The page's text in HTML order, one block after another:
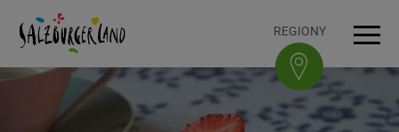
K obsahuAccesskey
[0]
K navigaciAccesskey
[1]
Na začátek stránky
K patičceAccesskey
[3] REGIONY